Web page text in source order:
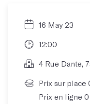
16 May 23
12:00
4 Rue Dante,
Prix sur place
Prix en ligne